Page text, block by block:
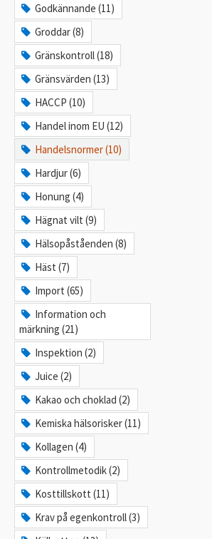
Godkännande (11)
Groddar (8)
Gränskontroll (18)
Gränsvärden (13)
HACCP (10)
Handel inom EU (12)
Handelsnormer (10)
Hardjur (6)
Honung (4)
Hägnat vilt (9)
Hälsopåståenden (8)
Häst (7)
Import (65)
Information och
märkning (21)
Inspektion (2)
Juice (2)
Kakao och choklad (2)
Kemiska hälsorisker (11)
Kollagen (4)
Kontrollmetodik (2)
Kosttillskott (11)
Krav på egenkontroll (3)